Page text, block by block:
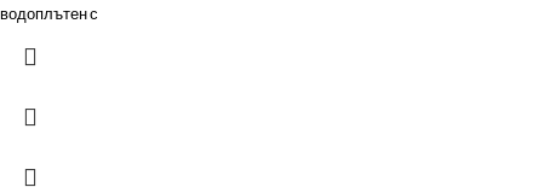
водоплътен с